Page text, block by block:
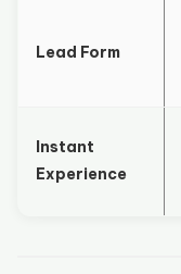
Lead Form
Instant
Experience